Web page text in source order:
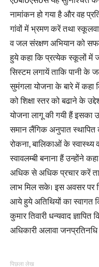
नामांकन हो गया है और वह
गांवों में भ्रमण करें तथा
व जल संरक्षण अभियान को
हुये कहा कि प्रत्येक स्कूलों में
सिस्टम लगायें ताकि पानी के
सुमंगला योजना के बारे में
को शिक्षा स्तर को बढाने के
योजना लागू की गयी हैं इसका
समान लैंगिक अनुपात स्थापित
रोकना, बालिकाओं के स्वास्थ्य
स्वावलम्बी बनाना हैं उन्होंने
अधिक से अधिक प्रचार करें
लाभ मिल सके। इस अवसर पर
आये हुये अतिथियों का स्वागत
कुमार तिवारी धन्यवाद
अधिकारी अलावा
पिछला लेख